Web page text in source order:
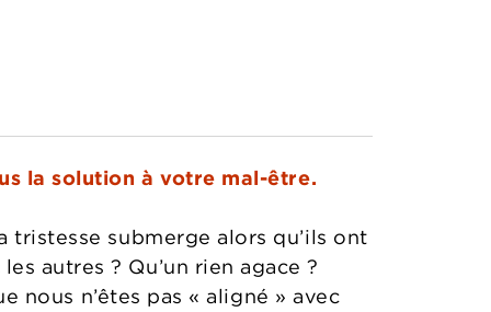
la solution à votre mal-être.
tristesse submerge alors qu’ils ont
autres ? Qu’un rien agace ?
n’êtes pas « aligné » avec